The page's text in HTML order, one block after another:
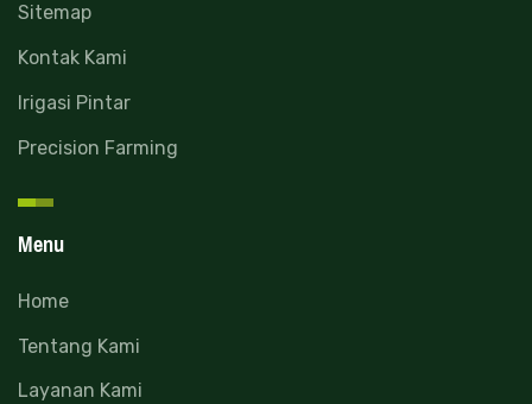
Sitemap
Kontak Kami
Irigasi Pintar
Precision Farming
Menu
Home
Tentang Kami
Layanan Kami